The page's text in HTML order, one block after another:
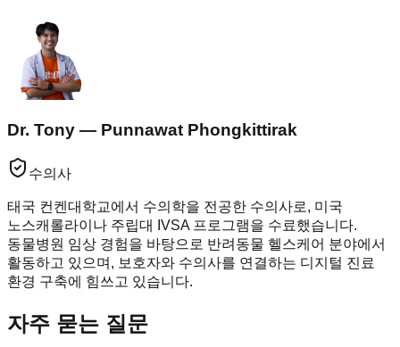
Dr. Tony — Punnawat Phongkittirak
수의사
태국 컨켄대학교에서 수의학을 전공한 수의사로, 미국
노스캐롤라이나 주립대 IVSA 프로그램을 수료했습니다.
동물병원 임상 경험을 바탕으로 반려동물 헬스케어 분야에서
활동하고 있으며, 보호자와 수의사를 연결하는 디지털 진료
환경 구축에 힘쓰고 있습니다.
자주 묻는 질문